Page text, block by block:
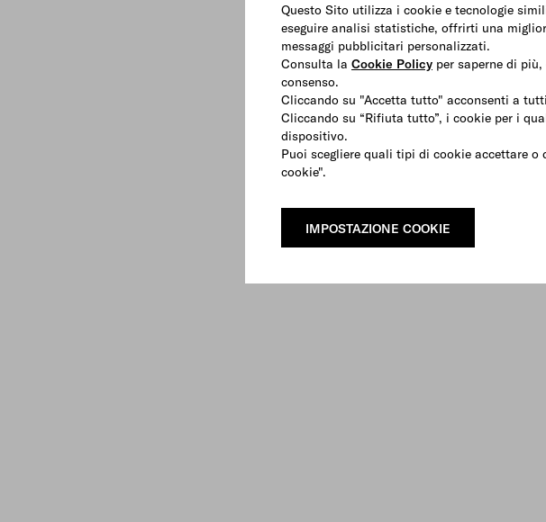
Questo Sito utilizza i cookie e tecnologie
eseguire analisi statistiche, offrirti una
messaggi pubblicitari personalizzati.
Consulta la Cookie Policy per saperne di
consenso.
Cliccando su "Accetta tutto" acconsenti a
Cliccando su “Rifiuta tutto”, i cookie per i
dispositivo.
Puoi scegliere quali tipi di cookie accettare
cookie".
IMPOSTAZIONE COOKIE